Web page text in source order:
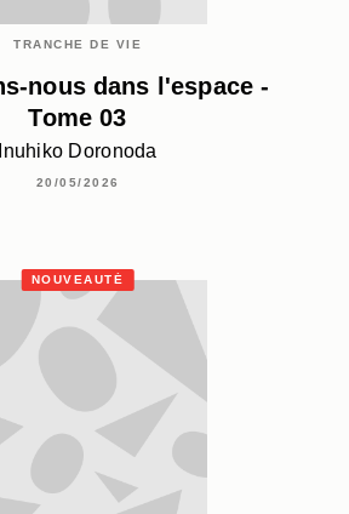
TRANCHE DE VIE
nous dans l'espace -
Tome 03
Inuhiko Doronoda
20/05/2026
NOUVEAUTÉ